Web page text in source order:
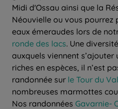
Midi d'Ossau ainsi que la
Néouvielle ou vous pourrez
eaux émeraudes lors de
ronde des lacs. Une
auxquels viennent
riches en espèces, il n’est
randonnée sur le Tour du
nombreuses marmottes
Nos randonnées Gavarnie-